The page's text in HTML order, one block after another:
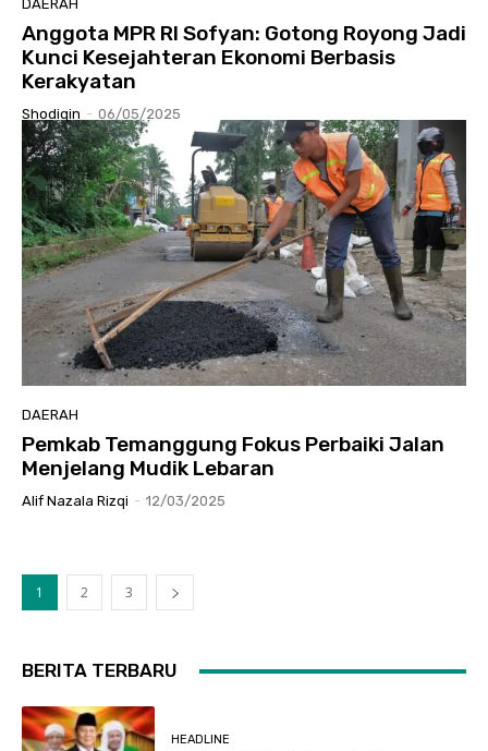
DAERAH
Anggota MPR RI Sofyan: Gotong Royong Jadi
Kunci Kesejahteran Ekonomi Berbasis
Kerakyatan
Shodiqin - 06/05/2025
DAERAH
Pemkab Temanggung Fokus Perbaiki Jalan
Menjelang Mudik Lebaran
Alif Nazala Rizqi - 12/03/2025
1 2 3
BERITA TERBARU
HEADLINE